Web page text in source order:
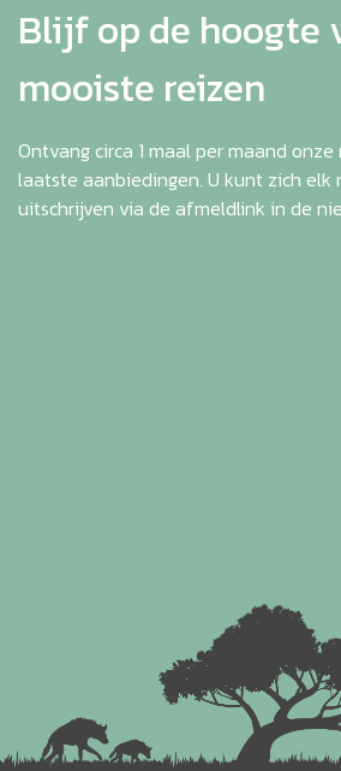
Blijf op de hoogte
mooiste reizen
Ontvang circa 1 maal per maand
laatste aanbiedingen. U kunt zich elk
uitschrijven via de afmeldlink in de